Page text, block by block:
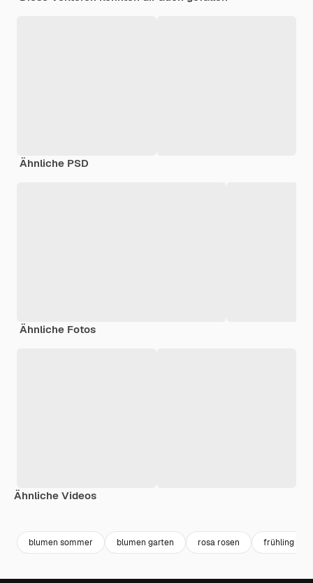
Ähnliche PSD
Ähnliche Fotos
Ähnliche Videos
blumen sommer blumen garten rosa rosen frühling